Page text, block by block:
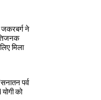
ने
मिला
पर्व
को